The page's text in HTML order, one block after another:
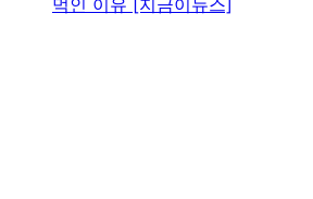
먹인 이유 [지금이뉴스]